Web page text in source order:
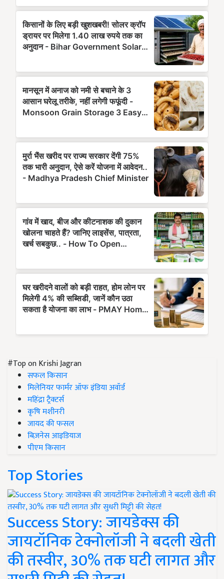
#Top on Krishi Jagran
सफल किसान
मिलेनियर फार्मर ऑफ इंडिया अवॉर्ड
महिंद्रा ट्रैक्टर्स
कृषि मशीनरी
जायद की फसल
बिज़नेस आइडियाज
पीएम किसान
Top Stories
Success Story: जायडेक्स की
जायटॉनिक टेक्नोलॉजी ने बदली खेती
की तस्वीर, 30% तक घटी लागत और